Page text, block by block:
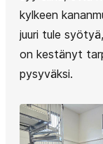
kylkeen
juuri tule
on kestänyt
pysyväksi.